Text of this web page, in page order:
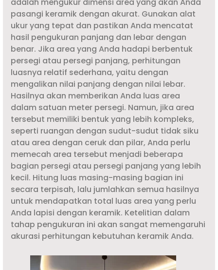
adalah mengukur dimensi area yang akan Anda
pasangi keramik dengan akurat. Gunakan alat
ukur yang tepat dan pastikan Anda mencatat
hasil pengukuran panjang dan lebar dengan
benar. Jika area yang Anda hadapi berbentuk
persegi atau persegi panjang, perhitungan
luasnya relatif sederhana, yaitu dengan
mengalikan nilai panjang dengan nilai lebar.
Hasilnya akan memberikan Anda luas area
dalam satuan meter persegi. Namun, jika area
tersebut memiliki bentuk yang lebih kompleks,
seperti ruangan dengan sudut-sudut tidak siku
atau area dengan ceruk dan pilar, Anda perlu
memecah area tersebut menjadi beberapa
bagian persegi atau persegi panjang yang lebih
kecil. Hitung luas masing-masing bagian ini
secara terpisah, lalu jumlahkan semua hasilnya
untuk mendapatkan total luas area yang perlu
Anda lapisi dengan keramik. Ketelitian dalam
tahap pengukuran ini akan sangat memengaruhi
akurasi perhitungan kebutuhan keramik Anda.